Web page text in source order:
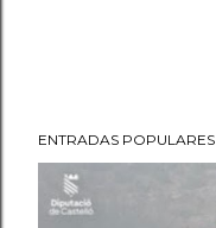
ENTRADAS POPULARES